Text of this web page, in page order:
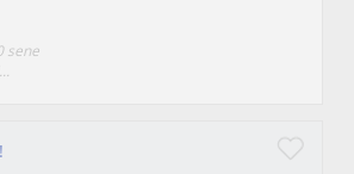
sene